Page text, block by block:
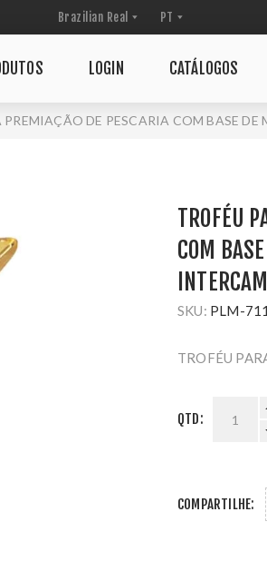
LOGIN CATÁLOGOS
PREMIAÇÃO DE PESCARIA COM BASE
TROFÉU
COM
SKU: PLM-
TROFÉU
QTD:
COMPARTILHE: